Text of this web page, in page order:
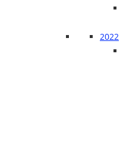
2022